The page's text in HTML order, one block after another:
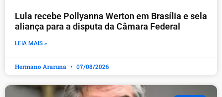
Lula recebe Pollyanna Werton em Brasília e sela
aliança para a disputa da Câmara Federal
LEIA MAIS »
Hermano Araruna 07/08/2026